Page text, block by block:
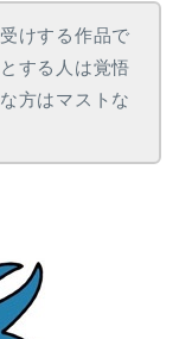
けする作品で
する人は覚悟
方はマストな